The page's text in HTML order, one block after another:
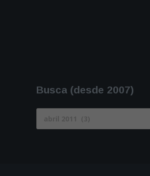
Busca (desde 2007)
(desde